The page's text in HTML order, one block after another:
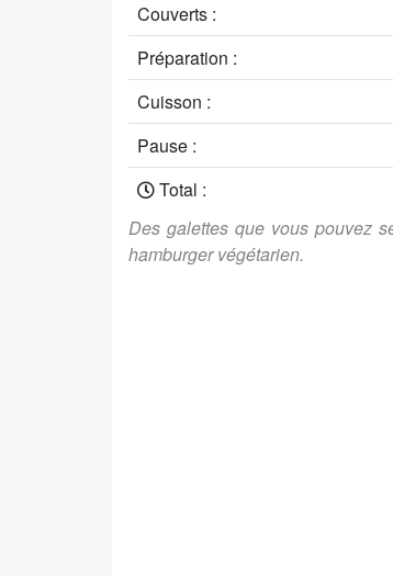
Couverts :
Préparation :
Cuisson :
Pause :
Total :
Des galettes que vous pouvez
hamburger végétarien.